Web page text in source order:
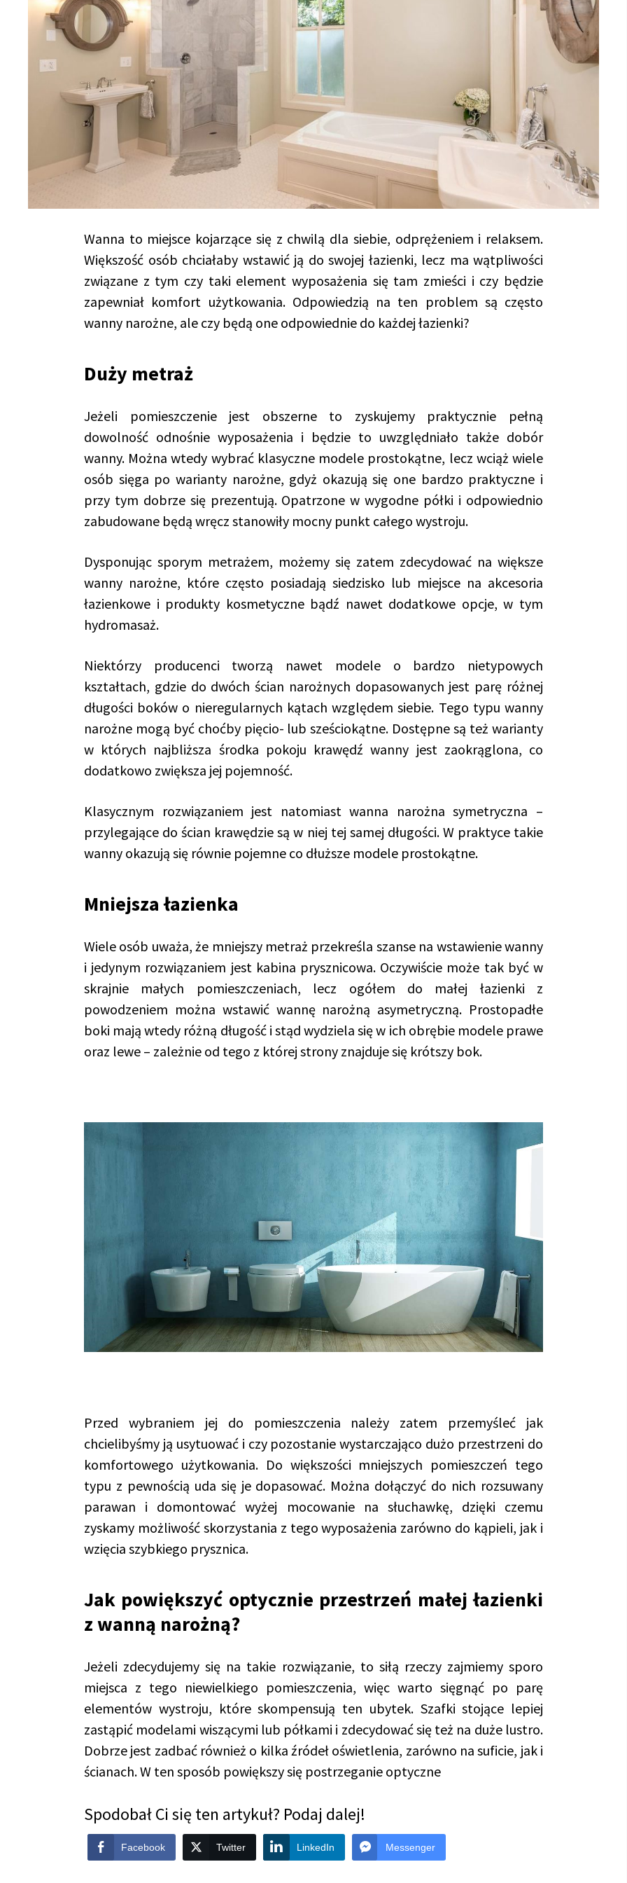
Wanna to miejsce kojarzące się z chwilą dla siebie, odprężeniem i relaksem.
Większość osób chciałaby wstawić ją do swojej łazienki, lecz ma wątpliwości
związane z tym czy taki element wyposażenia się tam zmieści i czy będzie
zapewniał komfort użytkowania. Odpowiedzią na ten problem są często
wanny narożne, ale czy będą one odpowiednie do każdej łazienki?
Duży metraż
Jeżeli pomieszczenie jest obszerne to zyskujemy praktycznie pełną
dowolność odnośnie wyposażenia i będzie to uwzględniało także dobór
wanny. Można wtedy wybrać klasyczne modele prostokątne, lecz wciąż wiele
osób sięga po warianty narożne, gdyż okazują się one bardzo praktyczne i
przy tym dobrze się prezentują. Opatrzone w wygodne półki i odpowiednio
zabudowane będą wręcz stanowiły mocny punkt całego wystroju.
Dysponując sporym metrażem, możemy się zatem zdecydować na większe
wanny narożne, które często posiadają siedzisko lub miejsce na akcesoria
łazienkowe i produkty kosmetyczne bądź nawet dodatkowe opcje, w tym
hydromasaż.
Niektórzy producenci tworzą nawet modele o bardzo nietypowych
kształtach, gdzie do dwóch ścian narożnych dopasowanych jest parę różnej
długości boków o nieregularnych kątach względem siebie. Tego typu wanny
narożne mogą być choćby pięcio- lub sześciokątne. Dostępne są też warianty
w których najbliższa środka pokoju krawędź wanny jest zaokrąglona, co
dodatkowo zwiększa jej pojemność.
Klasycznym rozwiązaniem jest natomiast wanna narożna symetryczna –
przylegające do ścian krawędzie są w niej tej samej długości. W praktyce takie
wanny okazują się równie pojemne co dłuższe modele prostokątne.
Mniejsza łazienka
Wiele osób uważa, że mniejszy metraż przekreśla szanse na wstawienie wanny
i jedynym rozwiązaniem jest kabina prysznicowa. Oczywiście może tak być w
skrajnie małych pomieszczeniach, lecz ogółem do małej łazienki z
powodzeniem można wstawić wannę narożną asymetryczną. Prostopadłe
boki mają wtedy różną długość i stąd wydziela się w ich obrębie modele prawe
oraz lewe – zależnie od tego z której strony znajduje się krótszy bok.
Przed wybraniem jej do pomieszczenia należy zatem przemyśleć jak
chcielibyśmy ją usytuować i czy pozostanie wystarczająco dużo przestrzeni do
komfortowego użytkowania. Do większości mniejszych pomieszczeń tego
typu z pewnością uda się je dopasować. Można dołączyć do nich rozsuwany
parawan i domontować wyżej mocowanie na słuchawkę, dzięki czemu
zyskamy możliwość skorzystania z tego wyposażenia zarówno do kąpieli, jak i
wzięcia szybkiego prysznica.
Jak powiększyć optycznie przestrzeń małej łazienki
z wanną narożną?
Jeżeli zdecydujemy się na takie rozwiązanie, to siłą rzeczy zajmiemy sporo
miejsca z tego niewielkiego pomieszczenia, więc warto sięgnąć po parę
elementów wystroju, które skompensują ten ubytek. Szafki stojące lepiej
zastąpić modelami wiszącymi lub półkami i zdecydować się też na duże lustro.
Dobrze jest zadbać również o kilka źródeł oświetlenia, zarówno na suficie, jak i
ścianach. W ten sposób powiększy się postrzeganie optyczne
Spodobał Ci się ten artykuł? Podaj dalej!
Facebook Twitter LinkedIn Messenger